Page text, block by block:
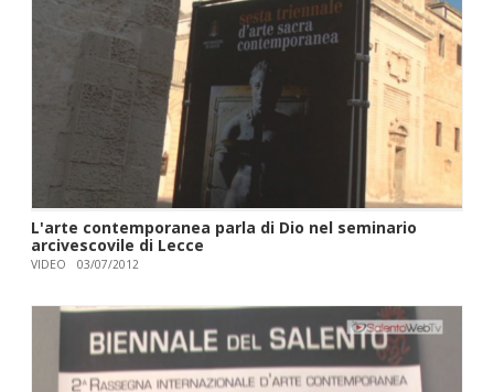
L'arte contemporanea parla di Dio nel seminario
arcivescovile di Lecce
VIDEO 03/07/2012